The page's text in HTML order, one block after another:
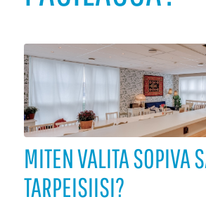
MITEN VALITA SOPIVA
TARPEISIISI?